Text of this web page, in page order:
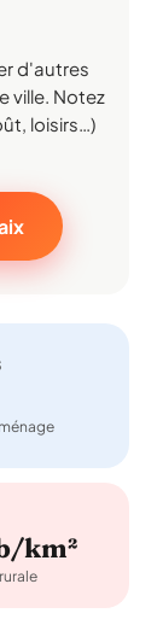
d'autres
ville. Notez
loisirs…)
km²